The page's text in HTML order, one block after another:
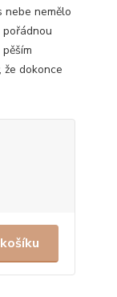
nebe nemělo
že dokonce